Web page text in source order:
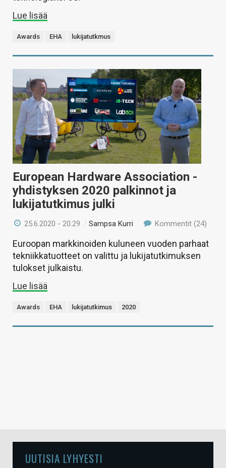
Lue lisää
Awards EHA lukijatutkmus
European Hardware Association -
yhdistyksen 2020 palkinnot ja
lukijatutkimus julki
25.6.2020 - 20:29 /Sampsa Kurri Kommentit (24)
Euroopan markkinoiden kuluneen vuoden parhaat
tekniikkatuotteet on valittu ja lukijatutkimuksen
tulokset julkaistu.
Lue lisää
Awards EHA lukijatutkimus 2020
UUTISIA LYHYESTI